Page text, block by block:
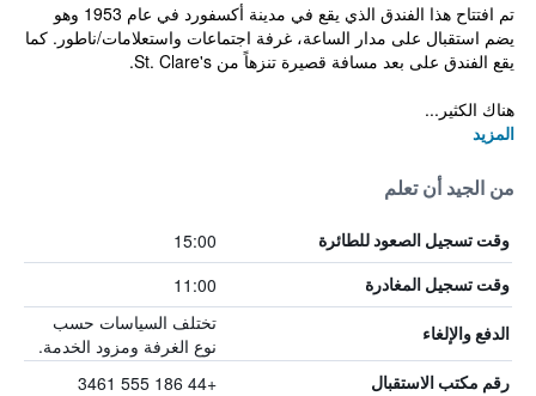
تم افتتاح هذا الفندق الذي يقع في مدينة أكسفورد في عام 1953 وهو
يضم استقبال على مدار الساعة، غرفة اجتماعات واستعلامات/ناطور. كما
يقع الفندق على بعد مسافة قصيرة تنزهاً من St. Clare's.
هناك الكثير...
المزيد
من الجيد أن تعلم
وقت تسجيل الصعود للطائرة 15:00
وقت تسجيل المغادرة 11:00
الدفع والإلغاء
تختلف السياسات حسب
نوع الغرفة ومزود الخدمة.
رقم مكتب الاستقبال +44 186 555 3461